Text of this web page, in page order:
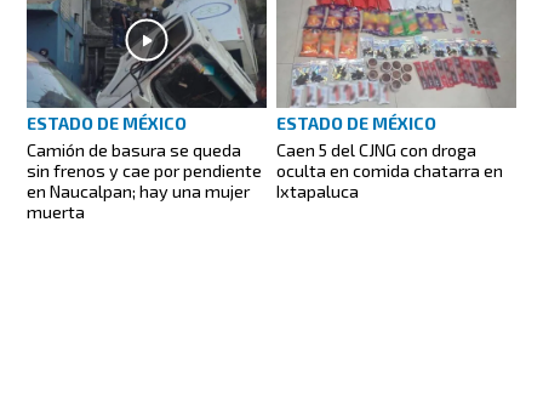
ESTADO DE MÉXICO
Camión de basura se queda
sin frenos y cae por pendiente
en Naucalpan; hay una mujer
muerta
ESTADO DE MÉXICO
Caen 5 del CJNG con droga
oculta en comida chatarra en
Ixtapaluca